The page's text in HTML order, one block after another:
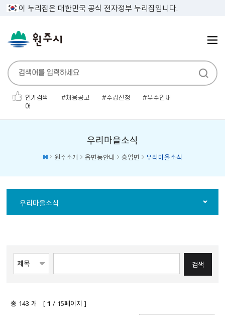
이 누리집은 대한민국 공식 전자정부 누리집입니다.
인기검색
어
채용공고 수강신청
우수인재
우리마을소식
원주소개 읍면동안내 흥업면 우리마을소식
우리마을소식
총 143 개 [1 / 15페이지 ]